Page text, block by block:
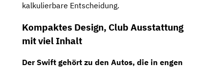
kalkulierbare Entscheidung.
Kompaktes Design, Club Ausstattung
mit viel Inhalt
Der Swift gehört zu den Autos, die in engen